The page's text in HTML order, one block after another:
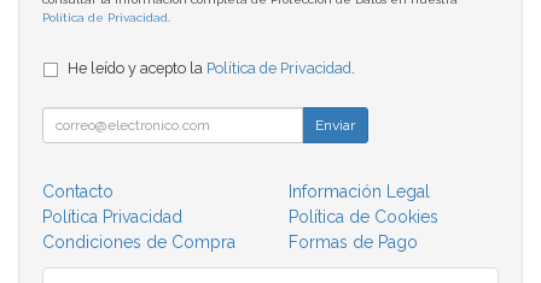
Política de Privacidad
He leído y acepto la Política de Privacidad
Enviar
Contacto
Información Legal
Política Privacidad
Política de Cookies
Condiciones de Compra
Formas de Pago